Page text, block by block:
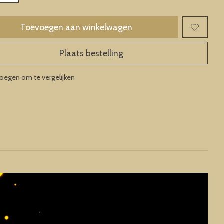
Toevoegen aan winkelwagen
Plaats bestelling
om te vergelijken